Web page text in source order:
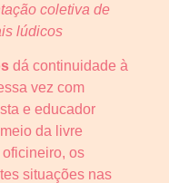
coletiva de
lúdicos
dá continuidade à
vez com
e educador
da livre
os
situações nas